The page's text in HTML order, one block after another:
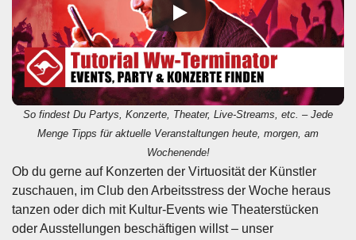
So findest Du Partys, Konzerte, Theater, Live-Streams, etc. – Jede
Menge Tipps für aktuelle Veranstaltungen heute, morgen, am
Wochenende!
Ob du gerne auf Konzerten der Virtuosität der Künstler
zuschauen, im Club den Arbeitsstress der Woche heraus
tanzen oder dich mit Kultur-Events wie Theaterstücken
oder Ausstellungen beschäftigen willst – unser